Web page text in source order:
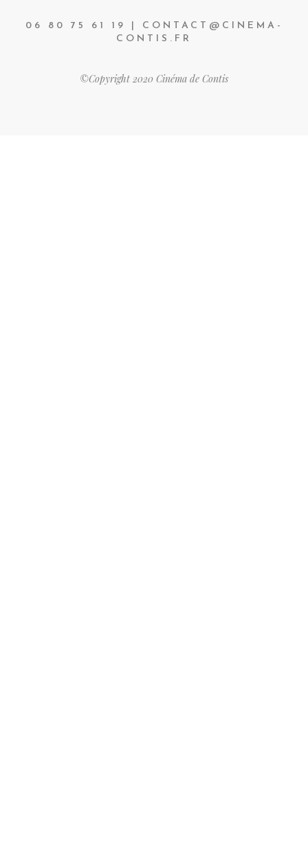
06 80 75 61 19 | CONTACT@CINEMA-
CONTIS.FR
©Copyright 2020 Cinéma de Contis